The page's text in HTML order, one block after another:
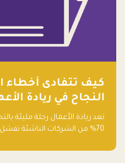
كيف تتفادى أخطاء
النجاح في ريادة
تعد ريادة الأعمال رحلة مليئة
70% من الشركات الناشئة
الكثيرون في بداية رحلتهم، وهي